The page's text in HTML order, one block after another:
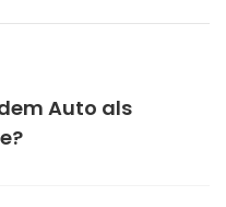
Auto als